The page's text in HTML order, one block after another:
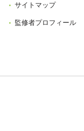
サイトマップ
監修者プロフィール